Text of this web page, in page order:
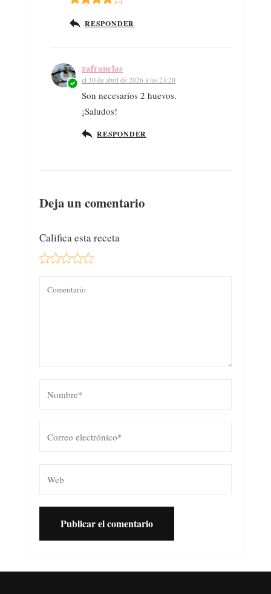
RESPONDER
zafranelas
el 30 de abril de 2026 a las 23:20
Son necesarios 2 huevos.
¡Saludos!
RESPONDER
Deja un comentario
Califica esta receta